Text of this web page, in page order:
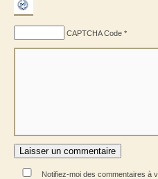
CAPTCHA Code *
Notifiez-moi des commentaires à